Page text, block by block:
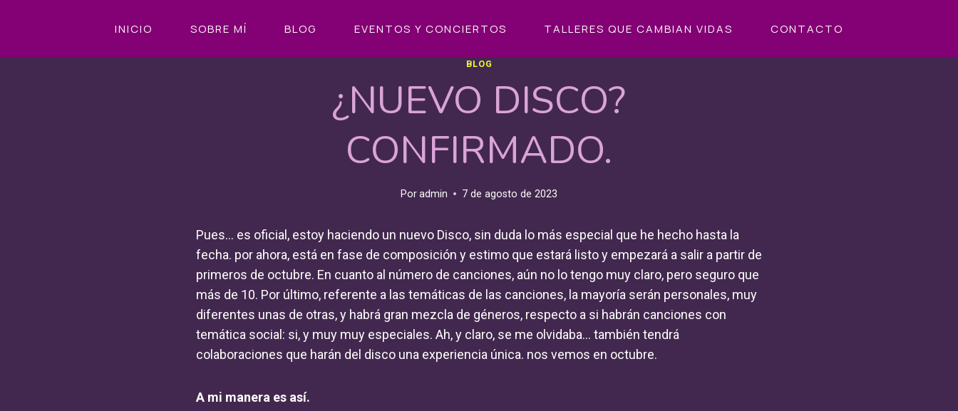
INICIO SOBRE MÍ BLOG EVENTOS Y CONCIERTOS TALLERES QUE CAMBIAN VIDAS CONTACTO
BLOG
¿NUEVO DISCO?
CONFIRMADO.
Poradmin 7 de agosto de 2023
Pues… es oficial, estoy haciendo un nuevo Disco, sin duda lo más especial que he hecho hasta la
fecha. por ahora, está en fase de composición y estimo que estará listo y empezará a salir a partir de
primeros de octubre. En cuanto al número de canciones, aún no lo tengo muy claro, pero seguro que
más de 10. Por último, referente a las temáticas de las canciones, la mayoría serán personales, muy
diferentes unas de otras, y habrá gran mezcla de géneros, respecto a si habrán canciones con
temática social: si, y muy muy especiales. Ah, y claro, se me olvidaba… también tendrá
colaboraciones que harán del disco una experiencia única. nos vemos en octubre.
A mi manera es así.